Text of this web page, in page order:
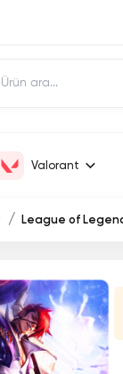
Valorant
League of